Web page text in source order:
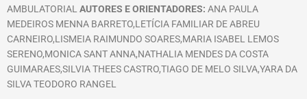
AMBULATORIAL AUTORES E ORIENTADORES: ANA PAULA
MEDEIROS MENNA BARRETO,LETÍCIA FAMILIAR DE ABREU
CARNEIRO,LISMEIA RAIMUNDO SOARES,MARIA ISABEL LEMOS
SERENO,MONICA SANT ANNA,NATHALIA MENDES DA COSTA
GUIMARAES,SILVIA THEES CASTRO,TIAGO DE MELO SILVA,YARA DA
SILVA TEODORO RANGEL